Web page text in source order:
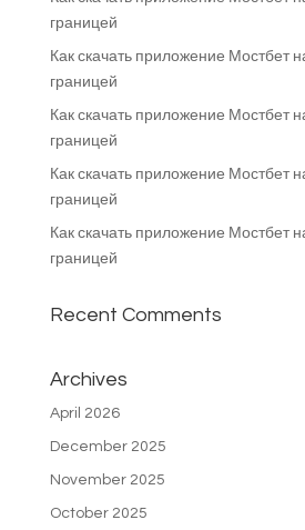
границей
Как скачать приложение Мостбет
границей
Как скачать приложение Мостбет
границей
Как скачать приложение Мостбет
границей
Как скачать приложение Мостбет
границей
Recent Comments
Archives
April 2026
December 2025
November 2025
October 2025